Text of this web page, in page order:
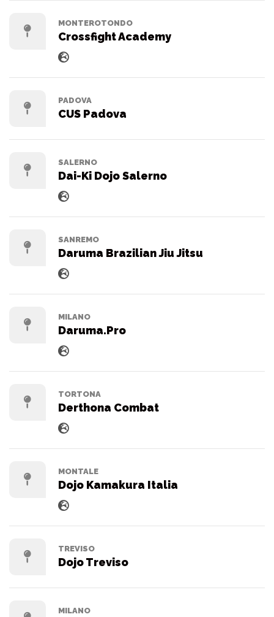
MONTEROTONDO
Crossfight Academy
PADOVA
CUS Padova
SALERNO
Dai-Ki Dojo Salerno
SANREMO
Daruma Brazilian Jiu Jitsu
MILANO
Daruma.Pro
TORTONA
Derthona Combat
MONTALE
Dojo Kamakura Italia
TREVISO
Dojo Treviso
MILANO